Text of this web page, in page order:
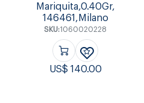
Mariquita,0.40Gr,
146461,Milano
SKU:1060020228
US$ 140.00